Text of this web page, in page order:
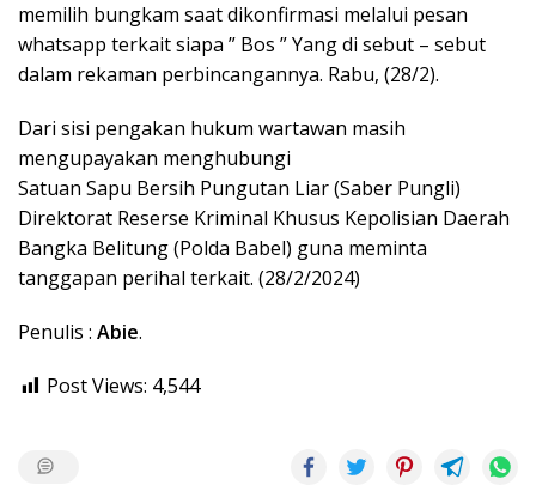
memilih bungkam saat dikonfirmasi melalui pesan
whatsapp terkait siapa ” Bos ” Yang di sebut – sebut
dalam rekaman perbincangannya. Rabu, (28/2).
Dari sisi pengakan hukum wartawan masih
mengupayakan menghubungi
Satuan Sapu Bersih Pungutan Liar (Saber Pungli)
Direktorat Reserse Kriminal Khusus Kepolisian Daerah
Bangka Belitung (Polda Babel) guna meminta
tanggapan perihal terkait. (28/2/2024)
Penulis : Abie.
Post Views: 4,544